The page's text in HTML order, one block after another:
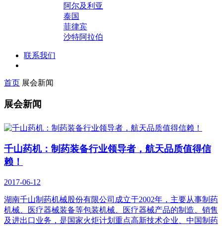
阿尔及利亚
泰国
菲律宾
沙特阿拉伯
联系我们
首页 展会新闻
展会新闻
千山药机：制药装备行业领导者，航天品质值得信
赖！
2017-06-12
湖南千山制药机械股份有限公司成立于2002年，主要从事制药
机械、医疗器械装备等包装机械、医疗器械产品的制造、销售
及进出口业务，是国家火炬计划重点高新技术企业、中国制药